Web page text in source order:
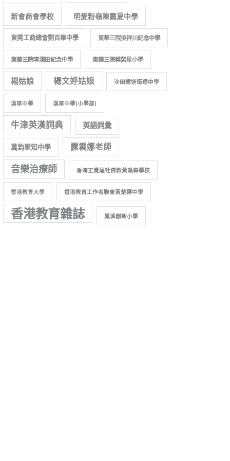
新會商會學校 明愛粉嶺陳震夏中學
東莞工商總會劉百樂中學 東華三院吳祥川紀念中學
東華三院李潤田紀念中學 東華三院蔡榮星小學
楊姑娘 楊文婷姑娘 沙田循道衞理中學
漢華中學 漢華中學(小學部)
牛津英漢詞典 英語詞彙
萬鈞匯知中學 露雲娜老師
音樂治療師 香海正覺蓮社佛教黃藻森學校
香港教育大學 香港教育工作者聯會黃楚標中學
香港教育雜誌 鳳溪創新小學